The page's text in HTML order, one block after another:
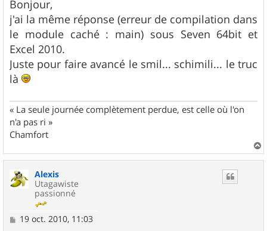
Bonjour,
j'ai la même réponse (erreur de compilation dans
le module caché : main) sous Seven 64bit et
Excel 2010.
Juste pour faire avancé le smil... schimili... le truc
là
« La seule journée complètement perdue, est celle où l'on
n'a pas ri »
Chamfort
a
Alexis
Utagawiste
passionné
M19 oct. 2010, 11:03